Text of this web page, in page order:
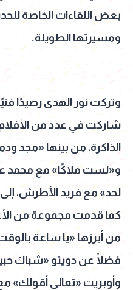
بعض اللقاءات الخاصة
ومسيرتها الطويلة.
وتركت نور الهدى رصيدًا
شاركت في عدد من
الذاكرة، من بينها «مجد
و«لست ملاكًا» مع محمد
لحد» مع فريد الأطرش، إلى
كما قدمت مجموعة من
من أبرزها «يا ساعة
فضلًا عن دويتو «شباك
وأوبريت «تعالي أقولك»